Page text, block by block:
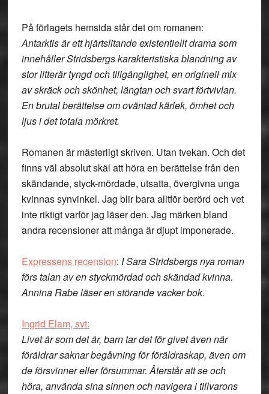
På förlagets hemsida står det om romanen:
Antarktis är ett hjärtslitande existentiellt drama som
innehåller Stridsbergs karakteristiska blandning av
stor litterär tyngd och tillgänglighet, en originell mix
av skräck och skönhet, längtan och svart förtvivlan.
En brutal berättelse om oväntad kärlek, ömhet och
ljus i det totala mörkret.
Romanen är mästerligt skriven. Utan tvekan. Och det
finns väl absolut skäl att höra en berättelse från den
skändande, styck-mördade, utsatta, övergivna unga
kvinnas synvinkel. Jag blir bara alltför berörd och vet
inte riktigt varför jag läser den. Jag märken bland
andra recensioner att många är djupt imponerade.
Expressens recension: I Sara Stridsbergs nya roman
förs talan av en styckmördad och skändad kvinna.
Annina Rabe läser en störande vacker bok.
Ingrid Elam, svt:
Livet är som det är, barn tar det för givet även när
föräldrar saknar begåvning för föräldraskap, även om
de försvinner eller försummar. Återstår att se och
höra, använda sina sinnen och navigera i tillvarons